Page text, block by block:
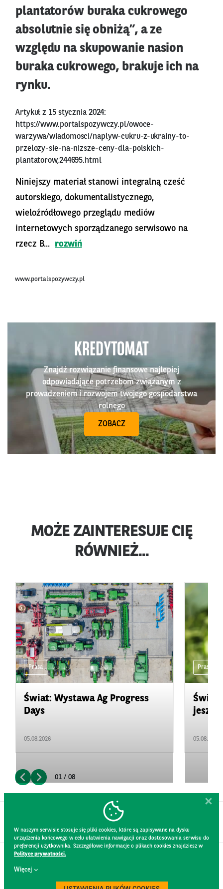
plantatorów buraka cukrowego
absolutnie się obniżą”, a ze
względu na skupowanie nasion
buraka cukrowego, brakuje ich na
rynku.
Artykuł z 15 stycznia 2024:
https://www.portalspozywczy.pl/owoce-
warzywa/wiadomosci/naplyw-cukru-z-ukrainy-to-
przelozy-sie-na-nizsze-ceny-dla-polskich-
plantatorow,244695.html
Niniejszy materiał stanowi integralną cześć
autorskiego, dokumentalistycznego,
wieloźródłowego przeglądu mediów
internetowych sporządzanego serwisowo na
rzecz B...
rozwiń
www.portalspozywczy.pl
KREDYTOMAT
Znajdź rozwiązanie finansowe najlepiej
odpowiadające potrzebom związanym z
prowadzeniem i rozwojem twojego gospodarstwa
rolnego
ZOBACZ
MOŻE ZAINTERESUJE CIĘ
RÓWNIEŻ...
Prasa
Świat: Wystawa Ag Progress
Days
05.08.2026
Prasa
Świat:
05.08.2026
01 / 08
W naszym serwisie stosuje się pliki cookies, które są zapisywane na dysku
urządzenia końcowego w celu ułatwienia nawigacji oraz dostosowania serwisu do
preferencji użytkownika. Szczegółowe informacje o plikach cookies znajdziesz w
Polityce prywatności.
Więcej
REGULAMIN STRONY
POLITYKA PRYWATNOŚCI